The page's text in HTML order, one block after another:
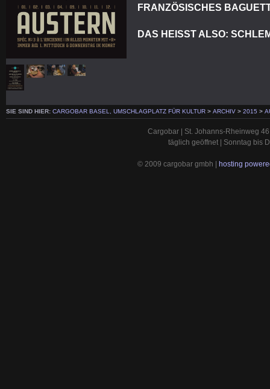
FRANZÖSISCHES
DAS HEISST ALSO:
SIE SIND HIER: CARGOBAR BASEL, UMSCHLAGPLATZ FÜR KULTUR > ARCHIV > 2015 >
Cargobar | St. Johanns-Rheinweg
täglich geöffnet | Sonntag bis
© 2009 cargobar gmbh | hosting